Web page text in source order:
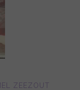
ZEEZOUT